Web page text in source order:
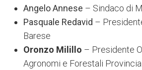
Angelo Annese – Sindaco di
Pasquale Redavid –
Barese
Oronzo Milillo – Presidente
Agronomi e Forestali